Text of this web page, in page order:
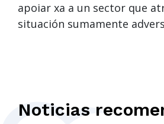
apoiar xa a un sector que
situación sumamente
Noticias